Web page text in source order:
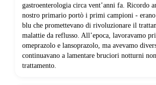
gastroenterologia circa vent’anni fa. Ricordo
nostro primario portò i primi campioni - erano
blu che promettevano di rivoluzionare il
malattie da reflusso. All’epoca, lavoravamo
omeprazolo e lansoprazolo, ma avevamo
continuavano a lamentare bruciori notturni
trattamento.